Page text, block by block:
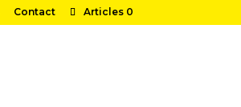
Contact Articles 0